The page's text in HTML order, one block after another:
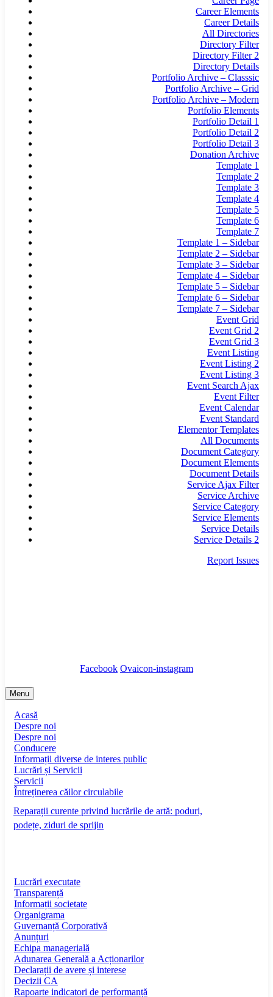
Career Elements
Career Details
All Directories
Directory Filter
Directory Filter 2
Directory Details
Portfolio Archive – Classsic
Portfolio Archive – Grid
Portfolio Archive – Modern
Portfolio Elements
Portfolio Detail 1
Portfolio Detail 2
Portfolio Detail 3
Donation Archive
Template 1
Template 2
Template 3
Template 4
Template 5
Template 6
Template 7
Template 1 – Sidebar
Template 2 – Sidebar
Template 3 – Sidebar
Template 4 – Sidebar
Template 5 – Sidebar
Template 6 – Sidebar
Template 7 – Sidebar
Event Grid
Event Grid 2
Event Grid 3
Event Listing
Event Listing 2
Event Listing 3
Event Search Ajax
Event Filter
Event Calendar
Event Standard
Elementor Templates
All Documents
Document Category
Document Elements
Document Details
Service Ajax Filter
Service Archive
Service Category
Service Elements
Service Details
Service Details 2
Report Issues
Facebook Ovaicon-instagram
Menu
Acasă
Despre noi
Despre noi
Conducere
Informații diverse de interes public
Lucrări și Servicii
Servicii
Întreținerea căilor circulabile
Reparații curente privind lucrările de artă: poduri,
podețe, ziduri de sprijin
Lucrări executate
Transparență
Informații societate
Organigrama
Guvernanță Corporativă
Anunțuri
Echipa managerială
Adunarea Generală a Acționarilor
Declarații de avere și interese
Decizii CA
Rapoarte indicatori de performanță